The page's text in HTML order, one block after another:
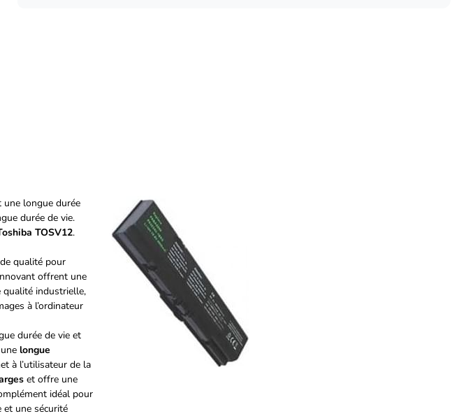
une longue durée
durée de vie.
TOSV12.
qualité pour
offrent une
qualité industrielle,
à l’ordinateur
durée de vie et
longue
à l’utilisateur de la
et offre une
idéal pour
et une sécurité